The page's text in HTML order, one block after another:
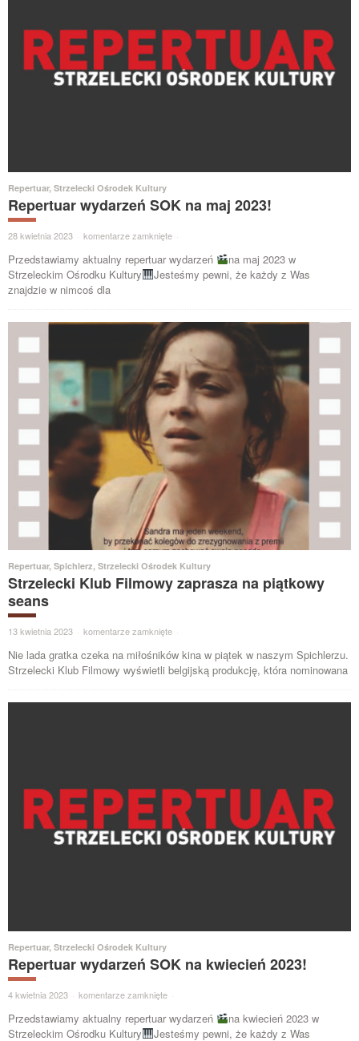
Repertuar, Strzelecki Ośrodek Kultury
Repertuar wydarzeń SOK na maj 2023!
28 kwietnia 2023 · komentarze zamknięte ·
Przedstawiamy aktualny repertuar wydarzeń
na maj 2023 w
Strzeleckim Ośrodku Kultury
Jesteśmy pewni, że każdy z Was
znajdzie w nimcoś dla
Repertuar, Spichlerz, Strzelecki Ośrodek Kultury
Strzelecki Klub Filmowy zaprasza na piątkowy
seans
13 kwietnia 2023 · komentarze zamknięte ·
Nie lada gratka czeka na miłośników kina w piątek w naszym Spichlerzu.
Strzelecki Klub Filmowy wyświetli belgijską produkcję, która nominowana
Repertuar, Strzelecki Ośrodek Kultury
Repertuar wydarzeń SOK na kwiecień 2023!
4 kwietnia 2023 · komentarze zamknięte ·
Przedstawiamy aktualny repertuar wydarzeń
na kwiecień 2023 w
Strzeleckim Ośrodku Kultury
Jesteśmy pewni, że każdy z Was